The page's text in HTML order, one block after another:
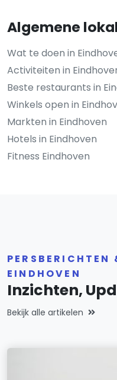
Algemene
Wat te doen in
Activiteiten in
Beste restaurants in
Winkels open in
Markten in Eindhoven
Hotels in Eindhoven
Fitness Eindhoven
PERSBERICHTEN
EINDHOVEN
Inzichten,
Bekijk alle artikelen